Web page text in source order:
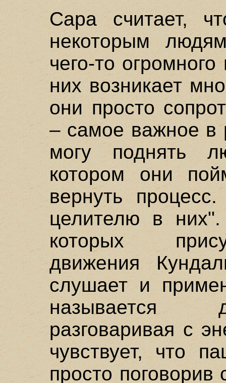
Сара считает,
некоторым
чего-то
них возникает
они просто
– самое важное в
могу поднять
котором они
вернуть
целителю в
которых
движения
слушает и
называется
разговаривая с
чувствует, что
просто поговорив